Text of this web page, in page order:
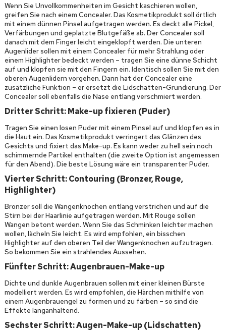
Wenn Sie Unvollkommenheiten im Gesicht kaschieren wollen,
greifen Sie nach einem Concealer. Das Kosmetikprodukt soll örtlich
mit einem dünnen Pinsel aufgetragen werden. Es deckt alle Pickel,
Verfärbungen und geplatzte Blutgefäße ab. Der Concealer soll
danach mit dem Finger leicht eingeklopft werden. Die unteren
Augenlider sollen mit einem Concealer für mehr Strahlung oder
einem Highlighter bedeckt werden – tragen Sie eine dünne Schicht
auf und klopfen sie mit den Fingern ein. Identisch sollen Sie mit den
oberen Augenlidern vorgehen. Dann hat der Concealer eine
zusätzliche Funktion – er ersetzt die Lidschatten-Grundierung. Der
Concealer soll ebenfalls die Nase entlang verschmiert werden.
Dritter Schritt: Make-up fixieren (Puder)
Tragen Sie einen losen Puder mit einem Pinsel auf und klopfen es in
die Haut ein. Das Kosmetikprodukt verringert das Glänzen des
Gesichts und fixiert das Make-up. Es kann weder zu hell sein noch
schimmernde Partikel enthalten (die zweite Option ist angemessen
für den Abend). Die beste Lösung wäre ein transparenter Puder.
Vierter Schritt: Contouring (Bronzer, Rouge,
Highlighter)
Bronzer soll die Wangenknochen entlang verstrichen und auf die
Stirn bei der Haarlinie aufgetragen werden. Mit Rouge sollen
Wangen betont werden. Wenn Sie das Schminken leichter machen
wollen, lächeln Sie leicht. Es wird empfohlen, ein bisschen
Highlighter auf den oberen Teil der Wangenknochen aufzutragen.
So bekommen Sie ein strahlendes Aussehen.
Fünfter Schritt: Augenbrauen-Make-up
Dichte und dunkle Augenbrauen sollen mit einer kleinen Bürste
modelliert werden. Es wird empfohlen, die Härchen mithilfe von
einem Augenbrauengel zu formen und zu färben – so sind die
Effekte langanhaltend.
Sechster Schritt: Augen-Make-up (Lidschatten)